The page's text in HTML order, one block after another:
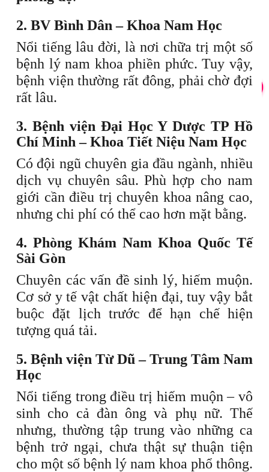
2. BV Bình Dân – Khoa Nam Học
Nổi tiếng lâu đời, là nơi chữa trị một số
bệnh lý nam khoa phiền phức. Tuy vậy,
bệnh viện thường rất đông, phải chờ đợi
rất lâu.
3. Bệnh viện Đại Học Y Dược TP Hồ
Chí Minh – Khoa Tiết Niệu Nam Học
Có đội ngũ chuyên gia đầu ngành, nhiều
dịch vụ chuyên sâu. Phù hợp cho nam
giới cần điều trị chuyên khoa nâng cao,
nhưng chi phí có thể cao hơn mặt bằng.
4. Phòng Khám Nam Khoa Quốc Tế
Sài Gòn
Chuyên các vấn đề sinh lý, hiếm muộn.
Cơ sở y tế vật chất hiện đại, tuy vậy bắt
buộc đặt lịch trước để hạn chế hiện
tượng quá tải.
5. Bệnh viện Từ Dũ – Trung Tâm Nam
Học
Nổi tiếng trong điều trị hiếm muộn – vô
sinh cho cả đàn ông và phụ nữ. Thế
nhưng, thường tập trung vào những ca
bệnh trở ngại, chưa thật sự thuận tiện
cho một số bệnh lý nam khoa phổ thông.